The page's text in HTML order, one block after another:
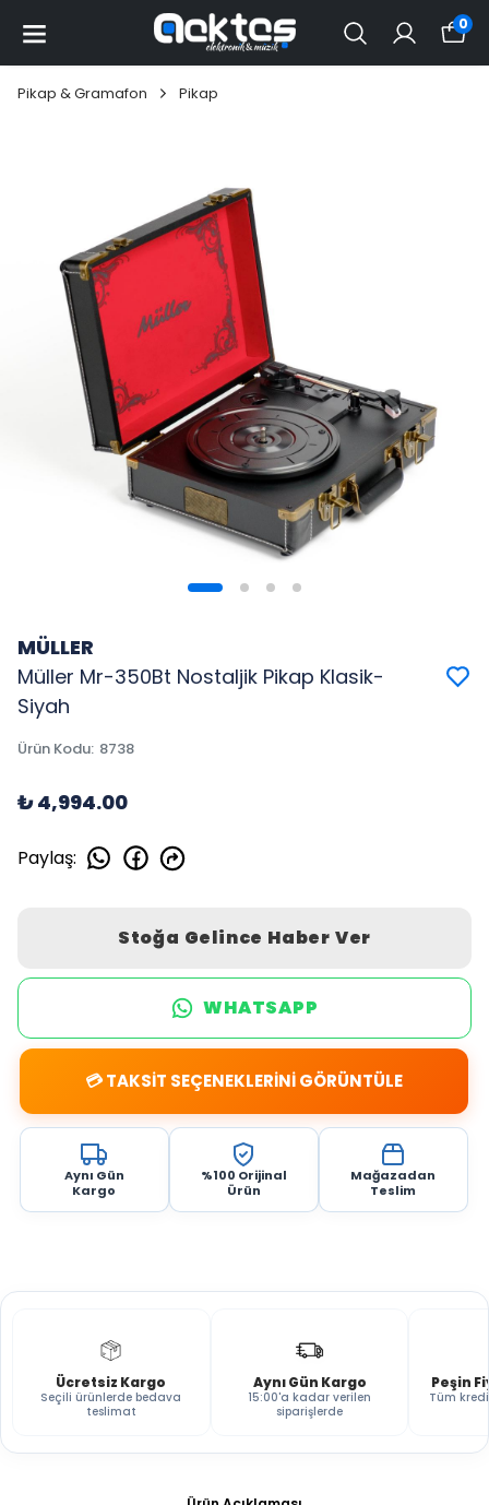
0
Pikap & Gramafon Pikap
MÜLLER
Müller Mr-350Bt Nostaljik Pikap Klasik-
Siyah
Ürün Kodu: 8738
₺ 4,994.00
Paylaş:
Stoğa Gelince Haber Ver
WHATSAPP
💳 TAKSİT SEÇENEKLERİNİ GÖRÜNTÜLE
Aynı Gün
Kargo
%100 Orijinal
Ürün
Mağazadan
Teslim
Ücretsiz Kargo
Seçili ürünlerde bedava
teslimat
Aynı Gün Kargo
15:00'a kadar verilen
siparişlerde
Peşin
Tüm